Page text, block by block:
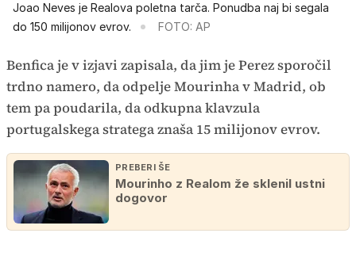
Joao Neves je Realova poletna tarča. Ponudba naj bi segala
do 150 milijonov evrov.
FOTO: AP
Benfica je v izjavi zapisala, da jim je Perez sporočil
trdno namero, da odpelje Mourinha v Madrid, ob
tem pa poudarila, da odkupna klavzula
portugalskega stratega znaša 15 milijonov evrov.
PREBERI ŠE
Mourinho z Realom že sklenil ustni
dogovor